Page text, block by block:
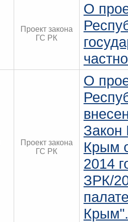
Проект закона
ГС РК
О
Проект закона
ГС РК
О
Закон
Крым
2014
ЗРК/
Крым".